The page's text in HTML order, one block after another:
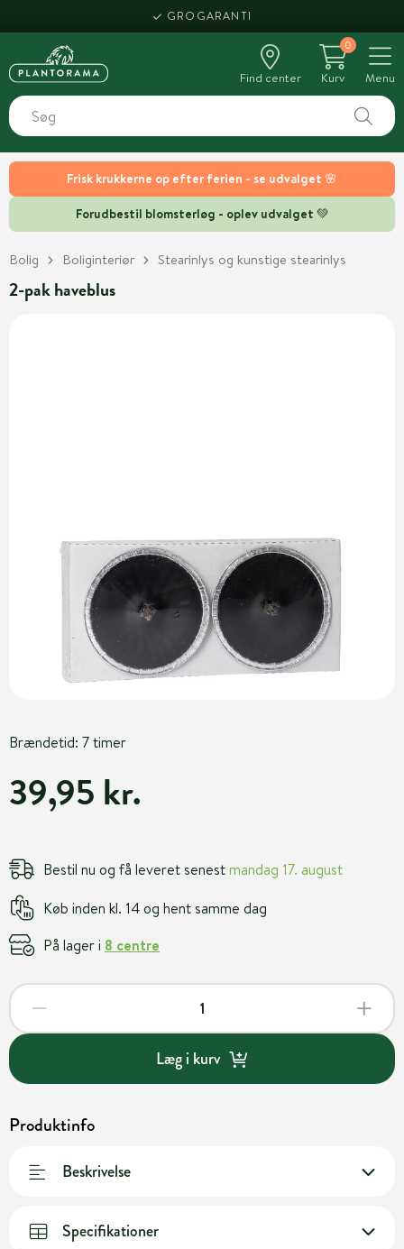
Frisk krukkerne op efter ferien - se udvalget 🌸
Forudbestil blomsterløg - oplev udvalget 💚
GROGARANTI
Find center
0
Kurv
Menu
Bolig Boliginteriør Stearinlys og kunstige stearinlys
2-pak haveblus
Brændetid: 7 timer
39,95 kr.
Bestil nu og få leveret senestmandag 17. august
Køb inden kl. 14 og hent samme dag
På lager i 8 centre
Læg i kurv
Produktinfo
Beskrivelse
Specifikationer